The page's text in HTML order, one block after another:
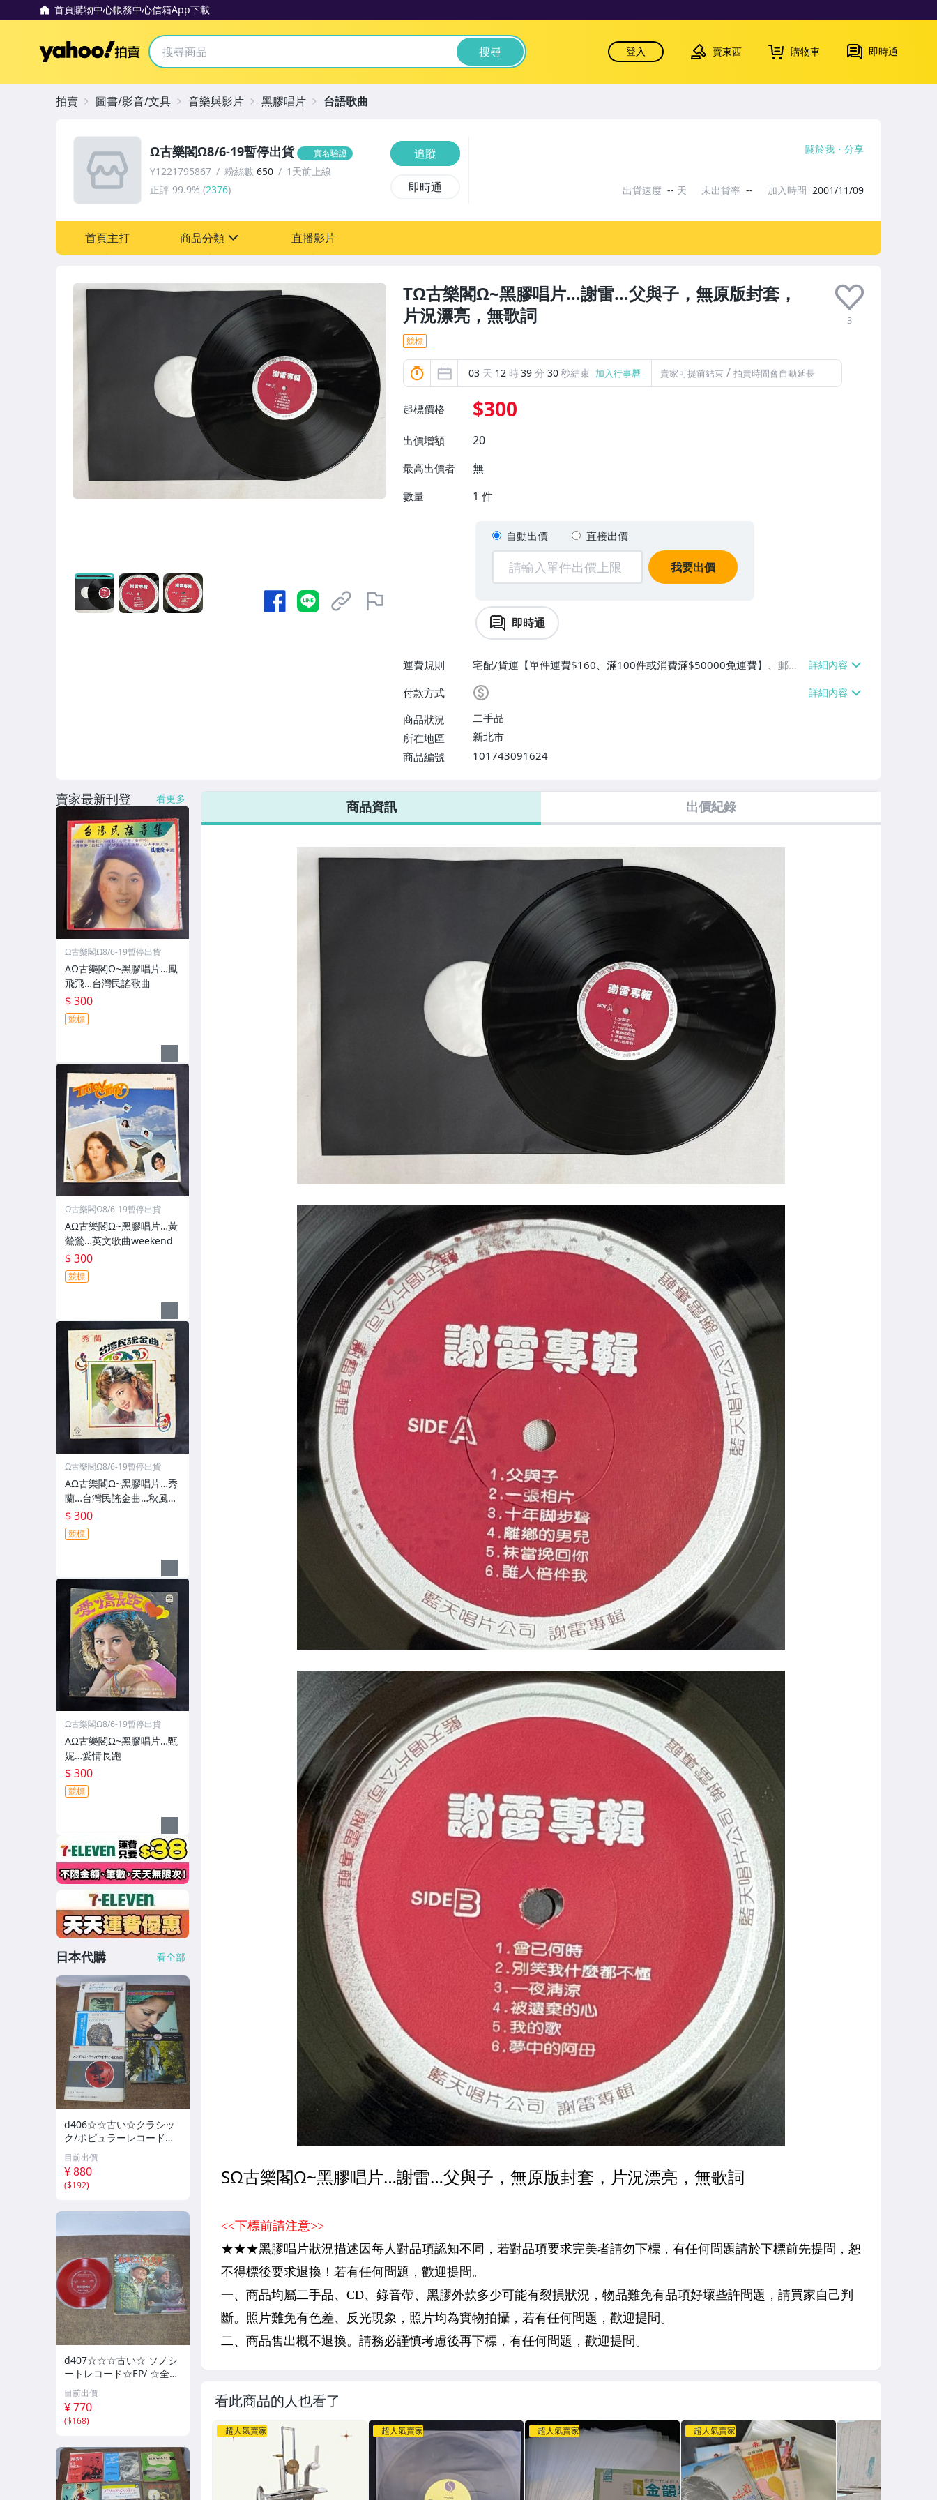
首頁購物中心帳務中心信箱App下載
Yahoo拍賣 搜尋 登入 賣東西 購物車 即時通
TΩ古樂閣Ω~黑膠唱片…謝雷…父與子，無原版封套，
片況漂亮，無歌詞
3
競標
03 天 12 時39 分 28秒結束 加入行事曆 賣家可提前結束 / 拍賣時間會自動延長
起標價格 $300
出價增額 20
最高出價者 無
數量 1 件
自動出價 直接出價
我要出價
即時通
運費規則
宅配/貨運【單件運費$160、滿100件或消費滿$50000免運費】、郵局
掛號【單件運費$80、滿100件或消費滿$50000免運費】、跨國寄送
【單件運費$200、滿100件或消費滿$50000免運費】
付款方式
商品狀況
二手品
所在地區
新北市
商品編號
101743091624
Ω古樂閣Ω8/6-19暫停出貨 實名驗證
Y1221795867 粉絲數 650
1天前上線
正評 99.9% (2376)
追蹤
即時通
關於我 分享
出貨速度 -- 天 未出貨率 -- 加入時間 2001/11/09
首頁主打 商品分類 直播影片
拍賣 圖書/影音/文具 音樂與影片 黑膠唱片 台語歌曲
商品資訊 出價紀錄
看此商品的人也看了
超人氣賣家 超人氣賣家 超人氣賣家 超人氣賣家
賣家最新刊登 看更多
Ω古樂閣Ω8/6-19暫停出貨
AΩ古樂閣Ω~黑膠唱片…鳳
飛飛…台灣民謠歌曲
$ 300
競標
Ω古樂閣Ω8/6-19暫停出貨
AΩ古樂閣Ω~黑膠唱片…黃
鶯鶯…英文歌曲weekend
$ 300
競標
Ω古樂閣Ω8/6-19暫停出貨
AΩ古樂閣Ω~黑膠唱片…秀
蘭…台灣民謠金曲…秋風夜
雨
$ 300
競標
Ω古樂閣Ω8/6-19暫停出貨
AΩ古樂閣Ω~黑膠唱片…甄
妮…愛情長跑
$ 300
競標
日本代購 看全部
d406☆☆古い☆クラシッ
ク/ポピュラーレコード☆E
P/ ☆全9枚
目前出價
¥ 880
($192)
d407☆☆☆古い☆ ソノシ
ートレコード☆EP/ ☆全3
枚
目前出價
¥ 770
($168)